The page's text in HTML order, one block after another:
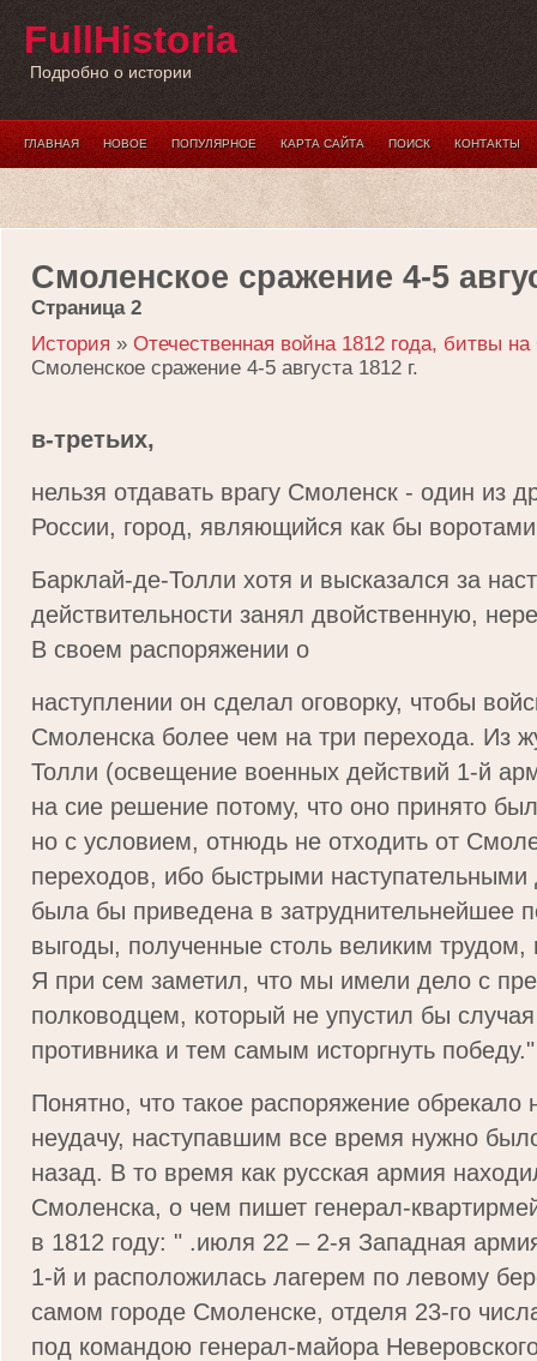
FullHistoria
Подробно о истории
ГЛАВНАЯ НОВОЕ ПОПУЛЯРНОЕ КАРТА САЙТА ПОИСК КОНТАКТЫ
Смоленское сражение 4-5
Страница 2
История » Отечественная война 1812 года, битвы
Смоленское сражение 4-5 августа 1812 г.
в-третьих,
нельзя отдавать врагу Смоленск - один из
России, город, являющийся как бы
Барклай-де-Толли хотя и высказался за
действитель­ности занял двойственную,
В своем распоряжении о
наступлении он сделал оговорку, чтобы
Смоленска более чем на три перехода. Из
Толли (освещение военных действий 1-й
на сие решение потому, что оно принято
но с условием, отнюдь не отходить от
переходов, ибо быстрыми
была бы приведена в затруднительнейшее
выгоды, полученные столь великим
Я при сем заметил, что мы имели дело с
полководцем, который не упустил бы
противника и тем самым исторгнуть победу."
Понятно, что такое распоряжение обрекало
неудачу, наступавшим все время нужно
назад. В то время как русская армия
Смоленска, о чем пи­шет генерал-
в 1812 году: " .июля 22 – 2-я Западная
1-й и расположилась лагерем по левому
самом городе Смоленске, отделя 23-го
под командою генерал-майора